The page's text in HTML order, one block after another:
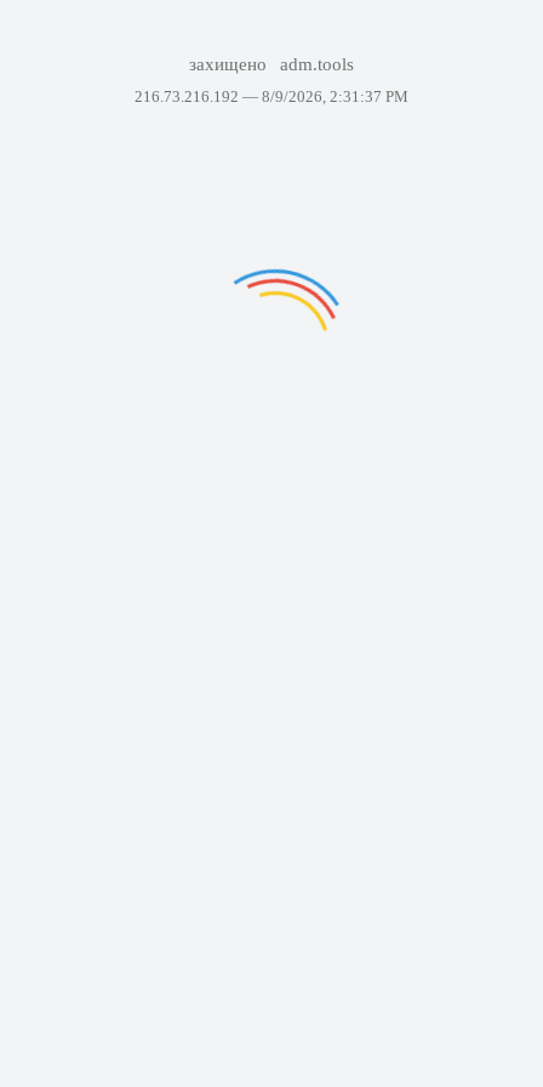
захищено adm.tools
216.73.216.192 — 8/9/2026, 2:31:37 PM